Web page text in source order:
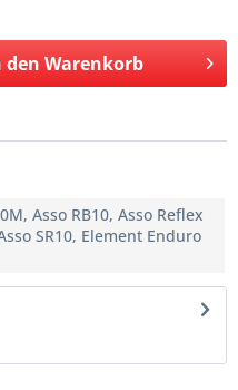
den Warenkorb
Asso RB10, Asso Reflex
SR10, Element Enduro